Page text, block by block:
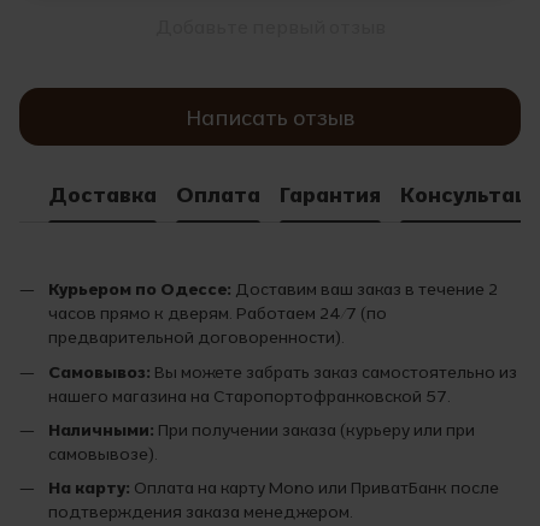
Написать отзыв
Доставка Оплата Гарантия
Курьером по Одессе: Доставим ваш заказ в течение 2
часов прямо к дверям. Работаем 24/7 (по
предварительной договоренности).
Самовывоз: Вы можете забрать заказ самостоятельно из
нашего магазина на Старопортофранковской 57.
Наличными: При получении заказа (курьеру или при
самовывозе).
На карту: Оплата на карту Mono или ПриватБанк после
подтверждения заказа менеджером.